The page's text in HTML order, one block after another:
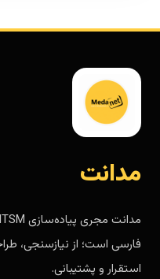
مدانت
فارسی است؛ از نیازسنجی،
استقرار و پشتیبانی.